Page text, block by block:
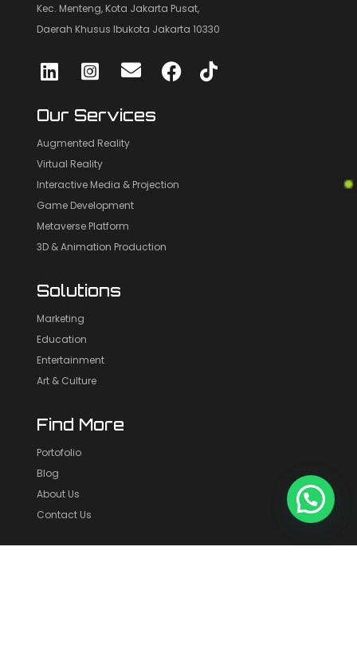
Kec. Menteng, Kota Jakarta Pusat,
Daerah Khusus Ibukota Jakarta 10330
Our Services
Augmented Reality
Virtual Reality
Interactive Media & Projection
Game Development
Metaverse Platform
3D & Animation Production
Solutions
Marketing
Education
Entertainment
Art & Culture
Find More
Portofolio
Blog
About Us
Contact Us